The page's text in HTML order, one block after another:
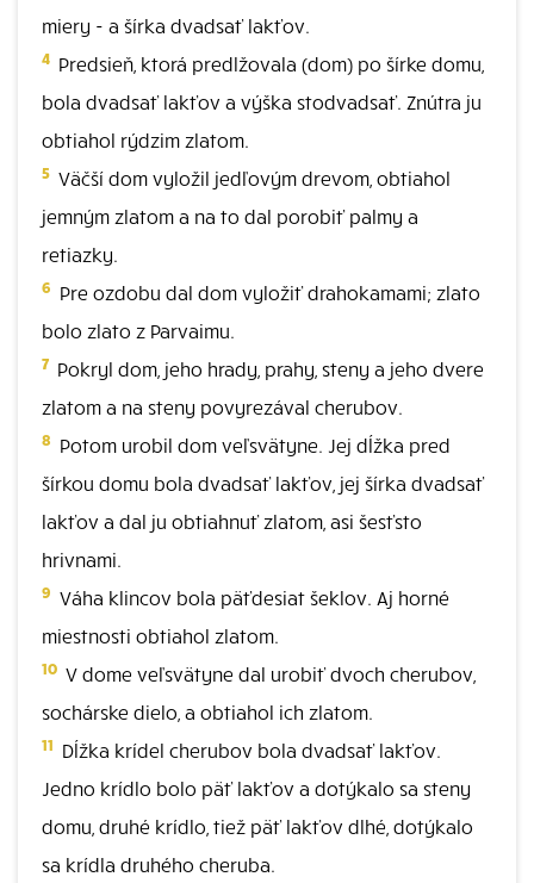
miery - a šírka dvadsať lakťov.
4 Predsieň, ktorá predlžovala (dom) po šírke domu,
bola dvadsať lakťov a výška stodvadsať. Znútra ju
obtiahol rýdzim zlatom.
5 Väčší dom vyložil jedľovým drevom, obtiahol
jemným zlatom a na to dal porobiť palmy a
retiazky.
6 Pre ozdobu dal dom vyložiť drahokamami; zlato
bolo zlato z Parvaimu.
7 Pokryl dom, jeho hrady, prahy, steny a jeho dvere
zlatom a na steny povyrezával cherubov.
8 Potom urobil dom veľsvätyne. Jej dĺžka pred
šírkou domu bola dvadsať lakťov, jej šírka dvadsať
lakťov a dal ju obtiahnuť zlatom, asi šesťsto
hrivnami.
9 Váha klincov bola päťdesiat šeklov. Aj horné
miestnosti obtiahol zlatom.
10 V dome veľsvätyne dal urobiť dvoch cherubov,
sochárske dielo, a obtiahol ich zlatom.
11 Dĺžka krídel cherubov bola dvadsať lakťov.
Jedno krídlo bolo päť lakťov a dotýkalo sa steny
domu, druhé krídlo, tiež päť lakťov dlhé, dotýkalo
sa krídla druhého cheruba.